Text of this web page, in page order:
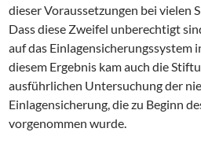
dieser Voraussetzungen bei vielen
Dass diese Zweifel unberechtigt
auf das Einlagensicherungssystem
diesem Ergebnis kam auch die
ausführlichen Untersuchung der
Einlagensicherung, die zu Beginn
vorgenommen wurde.